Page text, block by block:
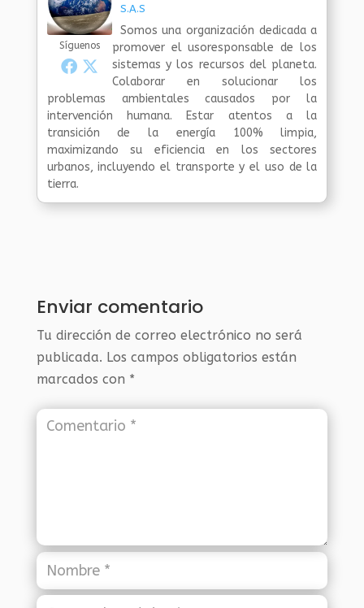
Síguenos
S.A.S
Somos una organización dedicada a
promover el usoresponsable de los
sistemas y los recursos del planeta.
Colaborar en solucionar los
problemas ambientales causados por la
intervención humana. Estar atentos a la
transición de la energía 100% limpia,
maximizando su eficiencia en los sectores
urbanos, incluyendo el transporte y el uso de la
tierra.
Enviar comentario
Tu dirección de correo electrónico no será
publicada. Los campos obligatorios están
marcados con *